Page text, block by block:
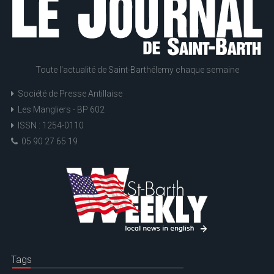
Toute l'actualité de Saint-Barthélemy chaque semaine
Société de Presse Antillaise
Les Mangliers - BP 602
ISSN : 1254-0110
05 90 27 65 19
Tags